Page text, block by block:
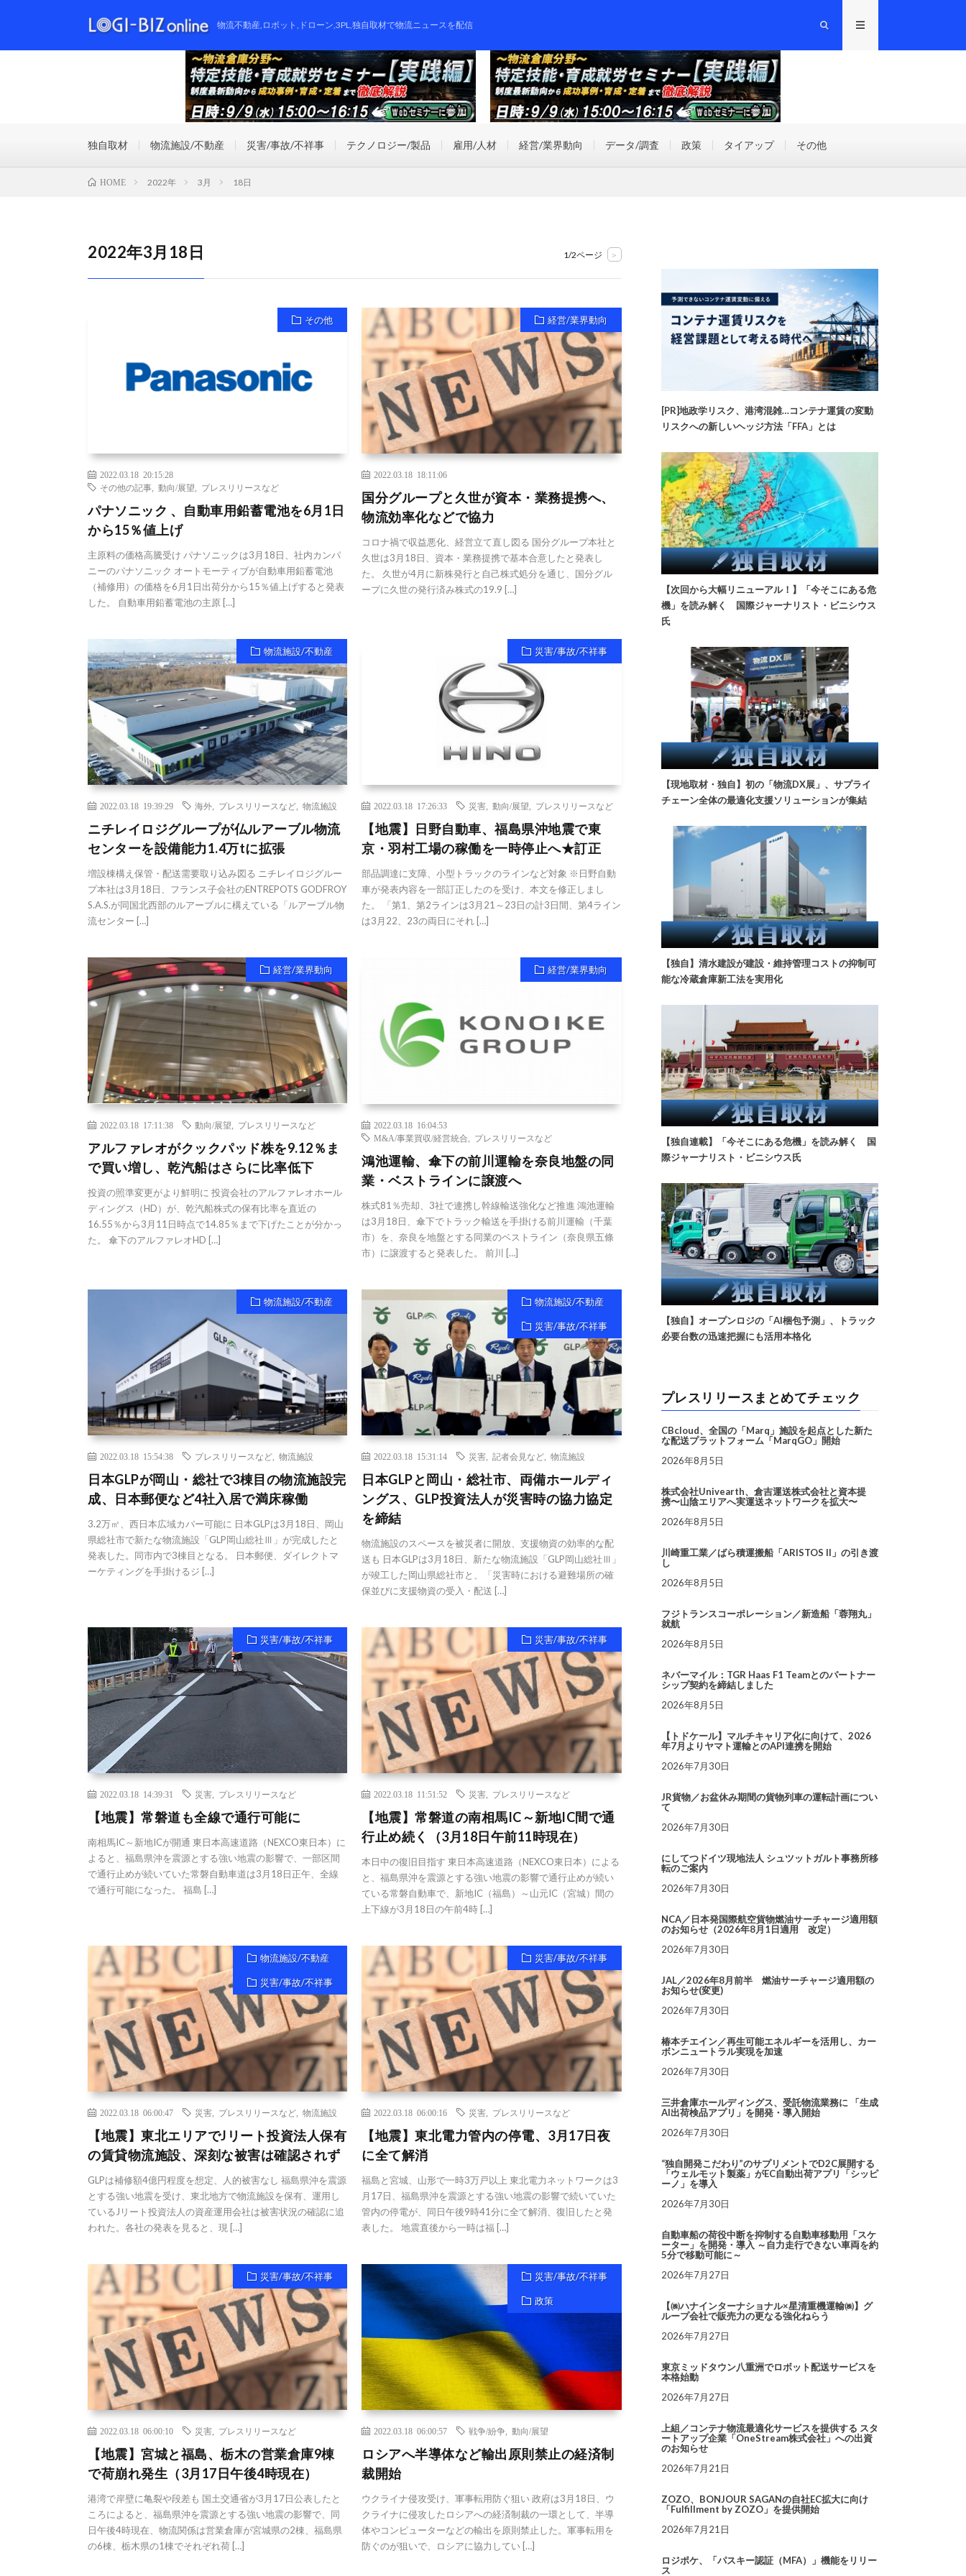
物流不動産,ロボット,ドローン,3PL,独自取材で物流ニュースを配信
独自取材 物流施設/不動産 災害/事故/不祥事 テクノロジー/製品 雇用/人材 経営/業界動向 データ/調査 政策 タイアップ その他
HOME 2022年 3月 18日
2022年3月18日 1/2ページ >
その他
2022.03.18 20:15:28
その他の記事
動向/展望 プレスリリースなど
パナソニック 、自動車用鉛蓄電池を6月1日
から15％値上げ
主原料の価格高騰受け パナソニックは3月18日、社内カンパ
ニーのパナソニック オートモーティブが自動車用鉛蓄電池
（補修用）の価格を6月1日出荷分から15％値上げすると発表
した。 自動車用鉛蓄電池の主原 […]
経営/業界動向
2022.03.18 18:11:06
国分グループと久世が資本・業務提携へ、
物流効率化などで協力
コロナ禍で収益悪化、経営立て直し図る 国分グループ本社と
久世は3月18日、資本・業務提携で基本合意したと発表し
た。 久世が4月に新株発行と自己株式処分を通じ、国分グル
ープに久世の発行済み株式の19.9 […]
物流施設/不動産
2022.03.18 19:39:29 海外 プレスリリースなど 物流施設
ニチレイロジグループが仏ルアーブル物流
センターを設備能力1.4万tに拡張
増設棟構え保管・配送需要取り込み図る ニチレイロジグルー
プ本社は3月18日、フランス子会社のENTREPOTS GODFROY
S.A.S.が同国北西部のルアーブルに構えている「ルアーブル物
流センター […]
災害/事故/不祥事
2022.03.18 17:26:33 災害 ,動向/展望 プレスリリースなど
【地震】日野自動車、福島県沖地震で東
京・羽村工場の稼働を一時停止へ★訂正
部品調達に支障、小型トラックのラインなど対象 ※日野自動
車が発表内容を一部訂正したのを受け、本文を修正しまし
た。 「第1、第2ラインは3月21～23日の計3日間、第4ライン
は3月22、23の両日にそれ […]
経営/業界動向
2022.03.18 17:11:38 動向/展望 プレスリリースなど
アルファレオがクックパッド株を9.12％ま
で買い増し、乾汽船はさらに比率低下
投資の照準変更がより鮮明に 投資会社のアルファレオホール
ディングス（HD）が、乾汽船株式の保有比率を直近の
16.55％から3月11日時点で14.85％まで下げたことが分かっ
た。 傘下のアルファレオHD […]
経営/業界動向
2022.03.18 16:04:53
M&A/事業買収/経営統合
プレスリリースなど
鴻池運輸、傘下の前川運輸を奈良地盤の同
業・ベストラインに譲渡へ
株式81％売却、3社で連携し幹線輸送強化など推進 鴻池運輸
は3月18日、傘下でトラック輸送を手掛ける前川運輸（千葉
市）を、奈良を地盤とする同業のベストライン（奈良県五條
市）に譲渡すると発表した。 前川 […]
物流施設/不動産
2022.03.18 15:54:38 プレスリリースなど 物流施設
日本GLPが岡山・総社で3棟目の物流施設完
成、日本郵便など4社入居で満床稼働
3.2万㎡、西日本広域カバー可能に 日本GLPは3月18日、岡山
県総社市で新たな物流施設「GLP岡山総社Ⅲ」が完成したと
発表した。同市内で3棟目となる。 日本郵便、ダイレクトマ
ーケティングを手掛けるジ […]
物流施設/不動産
災害/事故/不祥事
2022.03.18 15:31:14 災害 ,記者会見など ,物流施設
日本GLPと岡山・総社市、両備ホールディ
ングス、GLP投資法人が災害時の協力協定
を締結
物流施設のスペースを被災者に開放、支援物資の効率的な配
送も 日本GLPは3月18日、新たな物流施設「GLP岡山総社Ⅲ」
が竣工した岡山県総社市と、「災害時における避難場所の確
保並びに支援物資の受入・配送 […]
災害/事故/不祥事
2022.03.18 14:39:31 災害 プレスリリースなど
【地震】常磐道も全線で通行可能に
南相馬IC～新地ICが開通 東日本高速道路（NEXCO東日本）に
よると、福島県沖を震源とする強い地震の影響で、一部区間
で通行止めが続いていた常磐自動車道は3月18日正午、全線
で通行可能になった。 福島 […]
災害/事故/不祥事
2022.03.18 11:51:52 災害 プレスリリースなど
【地震】常磐道の南相馬IC～新地IC間で通
行止め続く（3月18日午前11時現在）
本日中の復旧目指す 東日本高速道路（NEXCO東日本）による
と、福島県沖を震源とする強い地震の影響で通行止めが続い
ている常磐自動車で、新地IC（福島）～山元IC（宮城）間の
上下線が3月18日の午前4時 […]
物流施設/不動産
災害/事故/不祥事
2022.03.18 06:00:47 災害 プレスリリースなど 物流施設
【地震】東北エリアでJリート投資法人保有
の賃貸物流施設、深刻な被害は確認されず
GLPは補修額4億円程度を想定、人的被害なし 福島県沖を震源
とする強い地震を受け、東北地方で物流施設を保有、運用し
ているJリート投資法人の資産運用会社は被害状況の確認に追
われた。各社の発表を見ると、現 […]
災害/事故/不祥事
2022.03.18 06:00:16 災害 プレスリリースなど
【地震】東北電力管内の停電、3月17日夜
に全て解消
福島と宮城、山形で一時3万戸以上 東北電力ネットワークは3
月17日、福島県沖を震源とする強い地震の影響で続いていた
管内の停電が、同日午後9時41分に全て解消、復旧したと発
表した。 地震直後から一時は福 […]
災害/事故/不祥事
2022.03.18 06:00:10 災害 プレスリリースなど
【地震】宮城と福島、栃木の営業倉庫9棟
で荷崩れ発生（3月17日午後4時現在）
港湾で岸壁に亀裂や段差も 国土交通省が3月17日公表したと
ころによると、福島県沖を震源とする強い地震の影響で、同
日午後4時現在、物流関係は営業倉庫が宮城県の2棟、福島県
の6棟、栃木県の1棟でそれぞれ荷 […]
災害/事故/不祥事
政策
2022.03.18 06:00:57 戦争/紛争 ,動向/展望
ロシアへ半導体など輸出原則禁止の経済制
裁開始
ウクライナ侵攻受け、軍事転用防ぐ狙い 政府は3月18日、ウ
クライナに侵攻したロシアへの経済制裁の一環として、半導
体やコンピューターなどの輸出を原則禁止した。軍事転用を
防ぐのが狙いで、ロシアに協力してい […]
[PR]地政学リスク、港湾混雑…コンテナ運賃の変動
リスクへの新しいヘッジ方法「FFA」とは
【次回から大幅リニューアル！】「今そこにある危
機」を読み解く 国際ジャーナリスト・ビニシウス
氏
【現地取材・独自】初の「物流DX展」、サプライ
チェーン全体の最適化支援ソリューションが集結
【独自】清水建設が建設・維持管理コストの抑制可
能な冷蔵倉庫新工法を実用化
【独自連載】「今そこにある危機」を読み解く 国
際ジャーナリスト・ビニシウス氏
【独自】オープンロジの「AI梱包予測」、トラック
必要台数の迅速把握にも活用本格化
プレスリリースまとめてチェック
CBcloud、全国の「Marq」施設を起点とした新た
な配送プラットフォーム「MarqGO」開始
2026年8月5日
株式会社Univearth、倉吉運送株式会社と資本提
携〜山陰エリアへ実運送ネットワークを拡大〜
2026年8月5日
川崎重工業／ばら積運搬船「ARISTOS II」の引き渡
し
2026年8月5日
フジトランスコーポレーション／新造船「蓉翔丸」
就航
2026年8月5日
ネバーマイル：TGR Haas F1 Teamとのパートナー
シップ契約を締結しました
2026年8月5日
【トドケール】マルチキャリア化に向けて、2026
年7月よりヤマト運輸とのAPI連携を開始
2026年7月30日
JR貨物／お盆休み期間の貨物列車の運転計画につい
て
2026年7月30日
にしてつドイツ現地法人 シュツットガルト事務所移
転のご案内
2026年7月30日
NCA／日本発国際航空貨物燃油サーチャージ適用額
のお知らせ（2026年8月1日適用 改定）
2026年7月30日
JAL／2026年8月前半 燃油サーチャージ適用額の
お知らせ(変更)
2026年7月30日
椿本チエイン／再生可能エネルギーを活用し、カー
ボンニュートラル実現を加速
2026年7月30日
三井倉庫ホールディングス、受託物流業務に 「生成
AI出荷検品アプリ」を開発・導入開始
2026年7月30日
“独自開発こだわり”のサプリメントでD2C展開する
「ウェルモット製薬」がEC自動出荷アプリ「シッピ
ーノ」を導入
2026年7月30日
自動車船の荷役中断を抑制する自動車移動用「スケ
ーター」を開発・導入 ～自力走行できない車両を約
5分で移動可能に～
2026年7月27日
【㈱ハナインターナショナル×星清重機運輸㈱】グ
ループ会社で販売力の更なる強化ねらう
2026年7月27日
東京ミッドタウン八重洲でロボット配送サービスを
本格始動
2026年7月27日
上組／コンテナ物流最適化サービスを提供する スタ
ートアップ企業「OneStream株式会社」への出資
のお知らせ
2026年7月21日
ZOZO、BONJOUR SAGANの自社EC拡大に向け
「Fulfillment by ZOZO」を提供開始
2026年7月21日
ロジポケ、「パスキー認証（MFA）」機能をリリー
ス